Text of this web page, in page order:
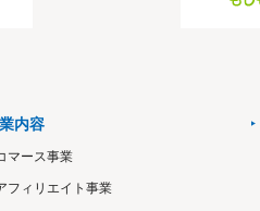
内容
マース事業
フィリエイト事業